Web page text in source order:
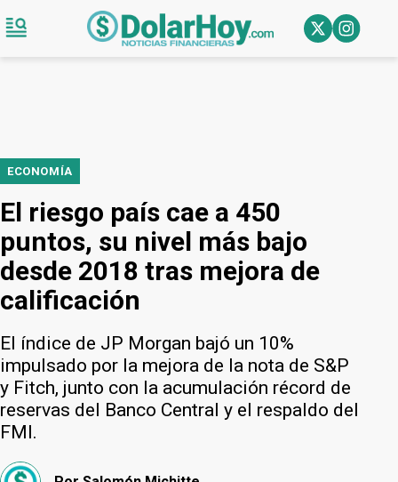
ECONOMÍA
El riesgo país cae a 450
puntos, su nivel más bajo
desde 2018 tras mejora de
calificación
El índice de JP Morgan bajó un 10%
impulsado por la mejora de la nota de S&P
y Fitch, junto con la acumulación récord de
reservas del Banco Central y el respaldo del
FMI.